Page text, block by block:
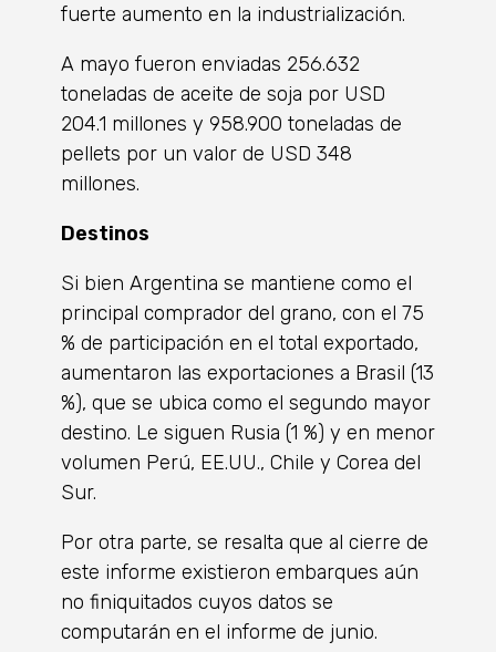
fuerte aumento en la industrialización.
A mayo fueron enviadas 256.632
toneladas de aceite de soja por USD
204.1 millones y 958.900 toneladas de
pellets por un valor de USD 348
millones.
Destinos
Si bien Argentina se mantiene como el
principal comprador del grano, con el 75
% de participación en el total exportado,
aumentaron las exportaciones a Brasil (13
%), que se ubica como el segundo mayor
destino. Le siguen Rusia (1 %) y en menor
volumen Perú, EE.UU., Chile y Corea del
Sur.
Por otra parte, se resalta que al cierre de
este informe existieron embarques aún
no finiquitados cuyos datos se
computarán en el informe de junio.